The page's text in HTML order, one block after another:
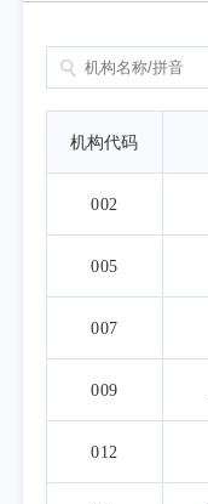
机构代码
002
005
007
009
012